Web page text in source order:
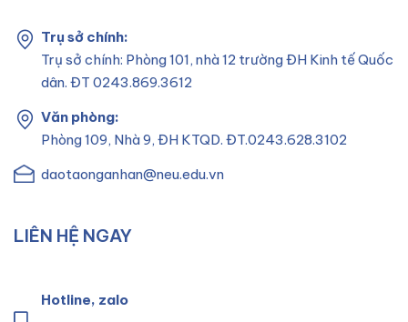
Trụ sở chính:
Trụ sở chính: Phòng 101, nhà 12 trường ĐH Kinh tế Quốc
dân. ĐT 0243.869.3612
Văn phòng:
Phòng 109, Nhà 9, ĐH KTQD. ĐT.0243.628.3102
daotaonganhan@neu.edu.vn
LIÊN HỆ NGAY
Hotline, zalo